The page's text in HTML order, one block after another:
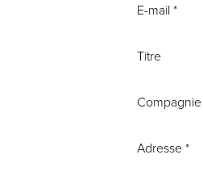
E-mail *
Titre
Compagnie
Adresse *